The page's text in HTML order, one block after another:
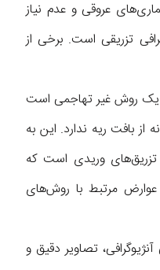
عروقی و عدم نیاز
تزریقی است. برخی از
روش غیر تهاجمی است
از بافت ریه ندارد. این به
تزریق‌های وریدی است که
مرتبط با روش‌های
تصاویر دقیق و